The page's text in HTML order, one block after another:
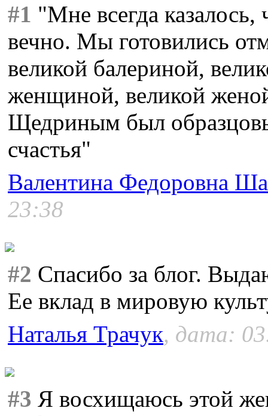
#1 "Мне всегда
вечно. Мы готовились
великой балериной,
женщиной, великой
Щедриным был
счастья"
Валентина Федоровна
23:38
#2 Спасибо за блог.
Ее вклад в мировую
Наталья Трачук, дата:
#3 Я восхищаюсь этой